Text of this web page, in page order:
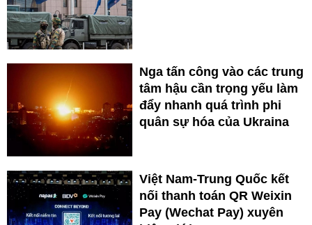
Nga tấn công vào các trung
tâm hậu cần trọng yếu làm
đẩy nhanh quá trình phi
quân sự hóa của Ukraina
Việt Nam-Trung Quốc kết
nối thanh toán QR Weixin
Pay (Wechat Pay) xuyên